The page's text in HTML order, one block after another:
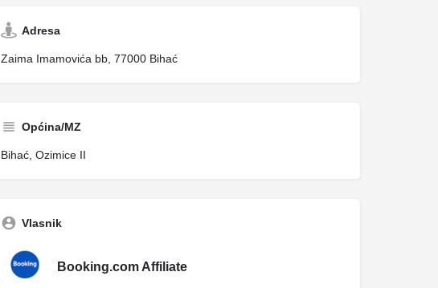
Adresa
Zaima Imamovića bb, 77000 Bihać
Općina/MZ
Bihać, Ozimice II
Vlasnik
Booking.com Affiliate